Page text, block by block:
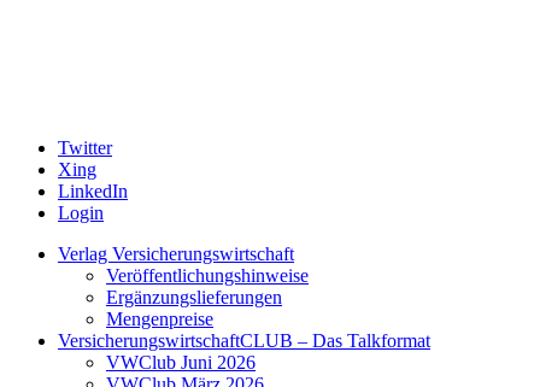
Twitter
Xing
LinkedIn
Login
Verlag Versicherungswirtschaft
Veröffentlichungshinweise
Ergänzungslieferungen
Mengenpreise
VersicherungswirtschaftCLUB – Das Talkformat
VWClub Juni 2026